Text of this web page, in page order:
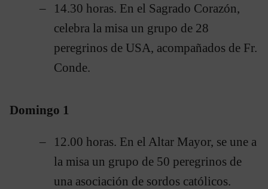
14.30 horas. En el Sagrado Corazón,
celebra la misa un grupo de 28
peregrinos de USA, acompañados de Fr.
Conde.
Domingo 1
12.00 horas. En el Altar Mayor, se une a
la misa un grupo de 50 peregrinos de
una asociación de sordos católicos.